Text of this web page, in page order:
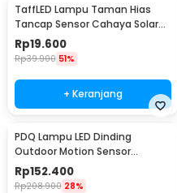
TaffLED Lampu Taman Hias
Tancap Sensor Cahaya Solar
Power Waterproof - EM300
Rp19.600
Rp39.900 51%
+ Keranjang
PDQ Lampu LED Dinding
Outdoor Motion Sensor
Waterproof Cool White 15W
Inner Light - 3120
Rp152.400
Rp208.900 28%